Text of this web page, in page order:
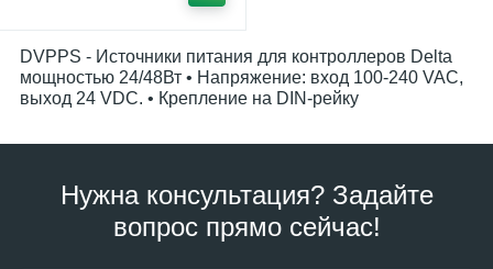
DVPPS - Источники питания для контроллеров Delta
мощностью 24/48Вт • Напряжение: вход 100-240 VAC,
выход 24 VDC. • Крепление на DIN-рейку
Нужна консультация? Задайте
вопрос прямо сейчас!